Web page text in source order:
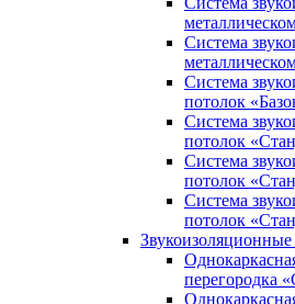
Система
Система
потолок
Система
потолок
Система
потолок
Система
потолок
Звукоизоляционные
перегородка